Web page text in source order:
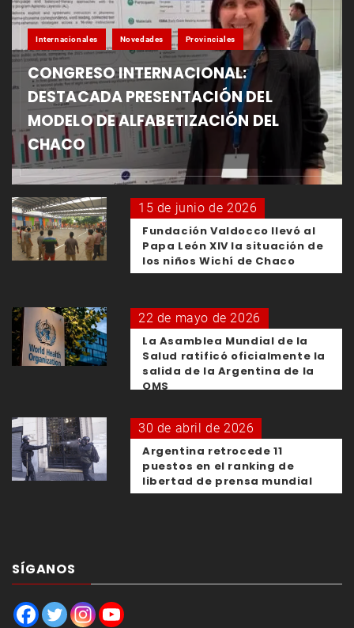
Internacionales Novedades Provinciales
CONGRESO INTERNACIONAL:
DESTACADA PRESENTACIÓN DEL
MODELO DE ALFABETIZACIÓN DEL
CHACO
15 de junio de 2026
Fundación Valdocco llevó al
Papa León XIV la situación de
los niños Wichí de Chaco
22 de mayo de 2026
La Asamblea Mundial de la
Salud ratificó oficialmente la
salida de la Argentina de la
OMS
30 de abril de 2026
Argentina retrocede 11
puestos en el ranking de
libertad de prensa mundial
SÍGANOS